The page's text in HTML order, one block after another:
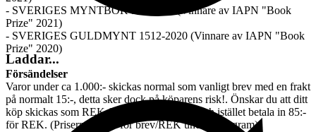
- SVERIGES MYNTBOK 995-2022 (Vinnare av IAPN "Book
Prize" 2021)
- SVERIGES GULDMYNT 1512-2020 (Vinnare av IAPN "Book
Prize" 2020)
Försändelser
Varor under ca 1.000:- skickas normal som vanligt brev med en frakt
på normalt 15:-, detta sker dock på köparens risk!. Önskar du att ditt
köp skickas som REK får du lägga till 70:- och istället betala in 85:-
för REK. (Priserna gäller för brev/REK under 100 gram)
Laddar...